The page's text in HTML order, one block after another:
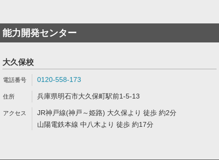
能力開発センター
大久保校
0120-558-173
兵庫県明石市大久保町駅前1-5-13
JR神戸線(神戸～姫路) 大久保より 徒歩 約2分
山陽電鉄本線 中八木より 徒歩 約17分